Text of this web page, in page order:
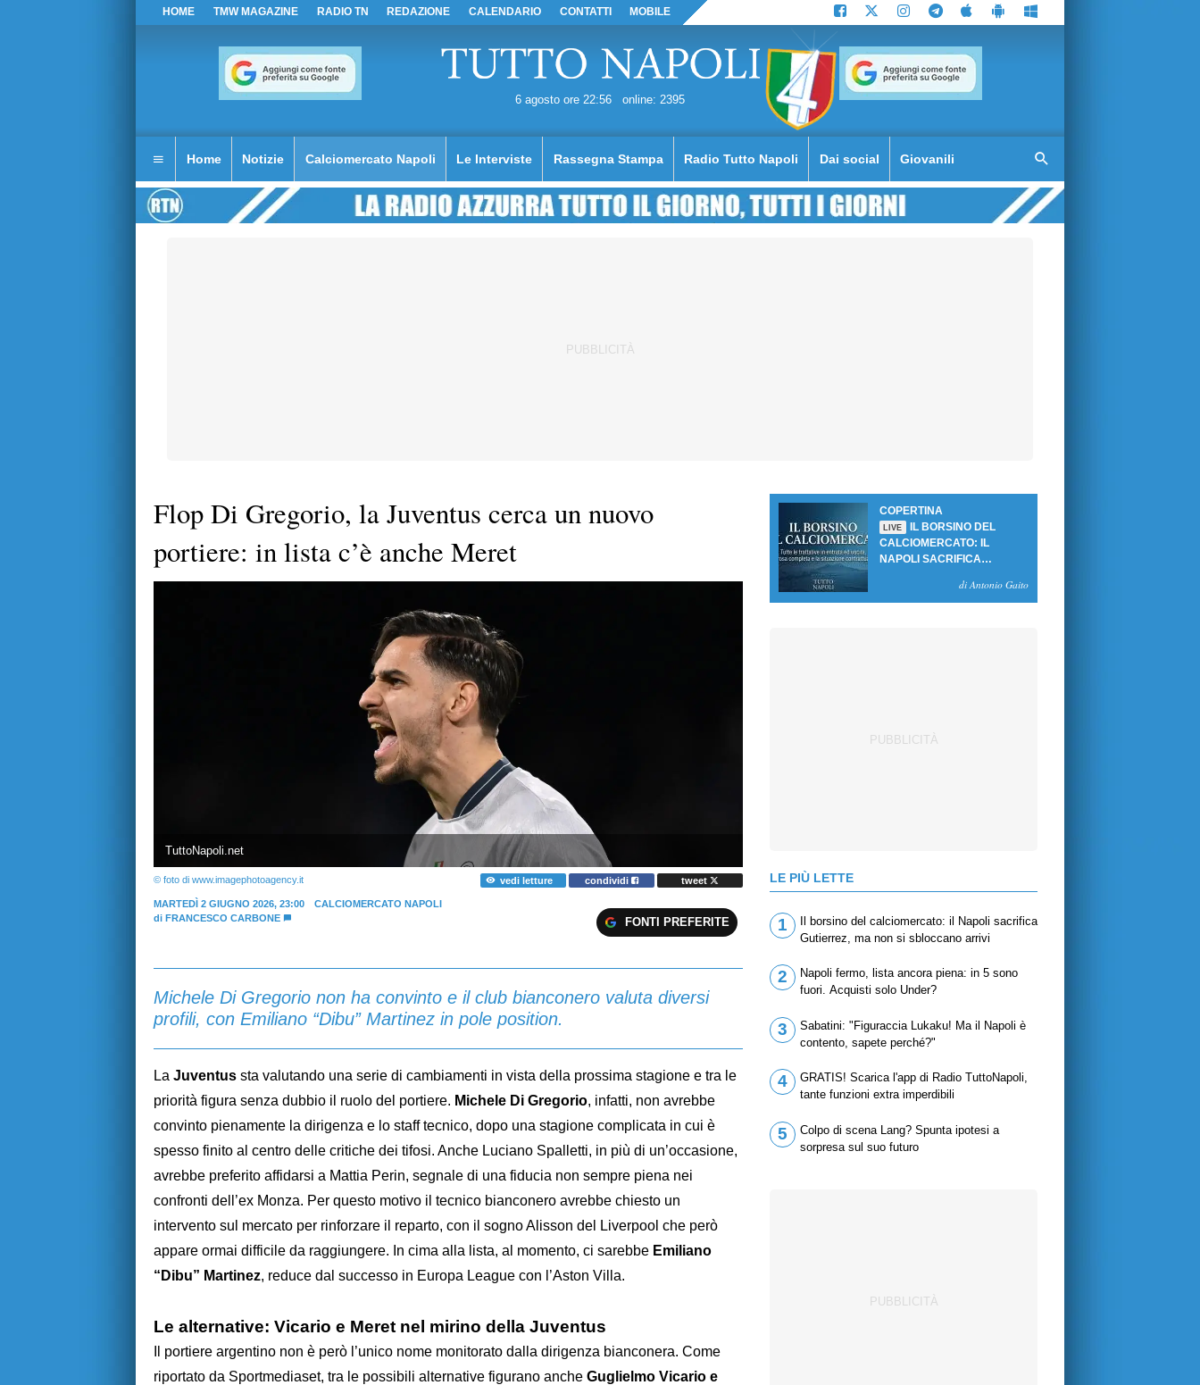
HOME TMW MAGAZINE RADIO TN REDAZIONE CALENDARIO CONTATTI MOBILE
6 agosto ore 22:56 online: 2395
Home Notizie Calciomercato Napoli Le Interviste Rassegna Stampa Radio Tutto Napoli Dai social Giovanili
Flop Di Gregorio, la Juventus cerca un nuovo
portiere: in lista c’è anche Meret
TuttoNapoli.net
© foto di www.imagephotoagency.it vedi letture condividi tweet
MARTEDÌ 2 GIUGNO 2026, 23:00
CALCIOMERCATO NAPOLI
di FRANCESCO CARBONE FONTI PREFERITE
Michele Di Gregorio non ha convinto e il club bianconero valuta diversi
profili, con Emiliano “Dibu” Martinez in pole position.
La Juventus sta valutando una serie di cambiamenti in vista della prossima stagione e tra le
priorità figura senza dubbio il ruolo del portiere. Michele Di Gregorio, infatti, non avrebbe
convinto pienamente la dirigenza e lo staff tecnico, dopo una stagione complicata in cui è
spesso finito al centro delle critiche dei tifosi. Anche Luciano Spalletti, in più di un’occasione,
avrebbe preferito affidarsi a Mattia Perin, segnale di una fiducia non sempre piena nei
confronti dell’ex Monza. Per questo motivo il tecnico bianconero avrebbe chiesto un
intervento sul mercato per rinforzare il reparto, con il sogno Alisson del Liverpool che però
appare ormai difficile da raggiungere. In cima alla lista, al momento, ci sarebbe Emiliano
“Dibu” Martinez, reduce dal successo in Europa League con l’Aston Villa.
Le alternative: Vicario e Meret nel mirino della Juventus
Il portiere argentino non è però l’unico nome monitorato dalla dirigenza bianconera. Come
riportato da Sportmediaset, tra le possibili alternative figurano anche Guglielmo Vicario e
COPERTINA
LIVE
IL BORSINO DEL
CALCIOMERCATO: IL
NAPOLI SACRIFICA
SBLOCCANO ARRIVIdi Antonio Gaito
LE PIÙ LETTE
1
Il borsino del calciomercato: il Napoli sacrifica
Gutierrez, ma non si sbloccano arrivi
2
Napoli fermo, lista ancora piena: in 5 sono
fuori. Acquisti solo Under?
3
Sabatini: "Figuraccia Lukaku! Ma il Napoli è
contento, sapete perché?"
4
GRATIS! Scarica l'app di Radio TuttoNapoli,
tante funzioni extra imperdibili
5
Colpo di scena Lang? Spunta ipotesi a
sorpresa sul suo futuro